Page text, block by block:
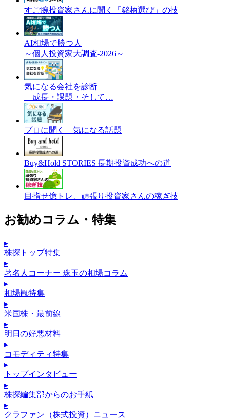
すご腕投資家さんに聞く「銘柄選び」の技
AI相場で勝つ人
～個人投資家大調査-2026～
気になる会社を診断
成長・課題・そして…
プロに聞く 気になる話題
Buy&Hold STORIES 長期投資成功への道
目指せ億トレ、頑張り投資家さんの稼ぎ技
お勧めコラム・特集
▸
株探トップ特集
▸
著名人コーナー 珠玉の相場コラム
▸
相場観特集
▸
米国株・最前線
▸
明日の好悪材料
▸
コモディティ特集
▸
トップインタビュー
▸
株探編集部からのお手紙
▸
クラファン（株式投資）ニュース